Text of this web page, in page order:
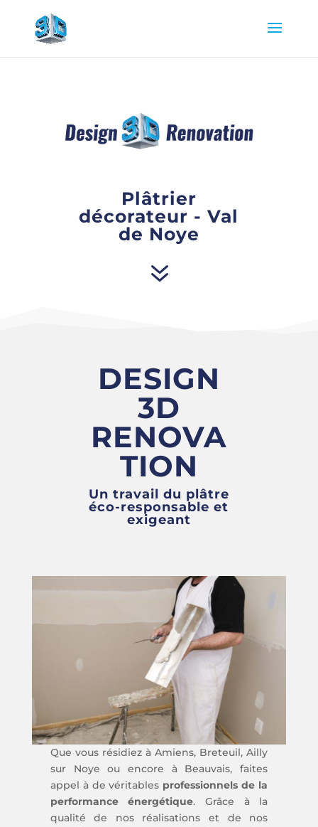
Plâtrier
décorateur - Val
de Noye
7
DESIGN
3D
RENOVA
TION
Un travail du plâtre
éco-responsable et
exigeant
Que vous résidiez à Amiens, Breteuil, Ailly
sur Noye ou encore à Beauvais, faites
appel à de véritables professionnels de la
performance énergétique. Grâce à la
qualité de nos réalisations et de nos